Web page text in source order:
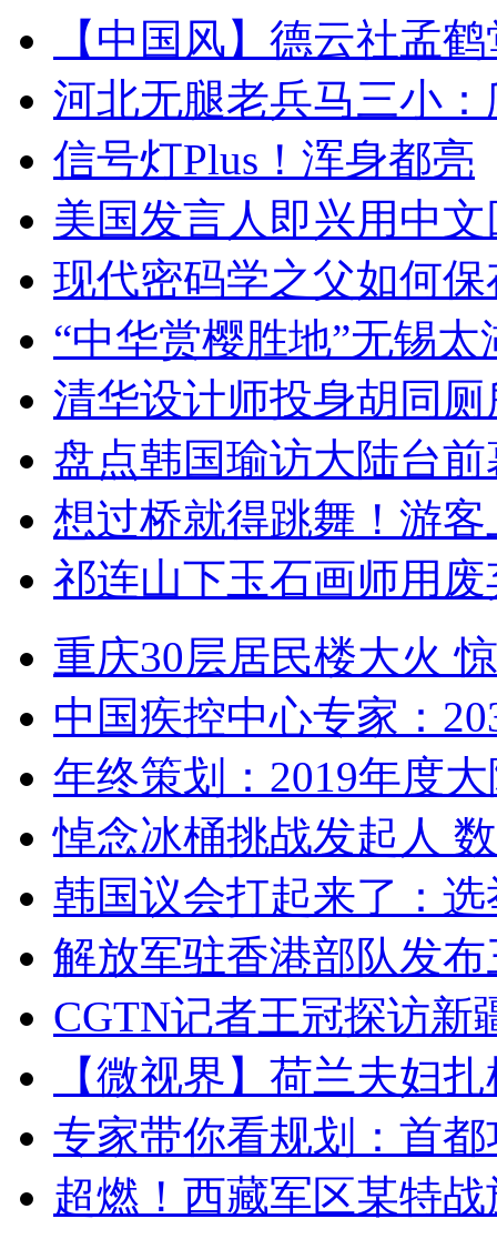
【中国风】德云社孟
河北无腿老兵马三小
信号灯Plus！浑身都亮
美国发言人即兴用中
现代密码学之父如何
“中华赏樱胜地”无锡
清华设计师投身胡同
盘点韩国瑜访大陆台
想过桥就得跳舞！游客
祁连山下玉石画师用
重庆30层居民楼大火
中国疾控中心专家：
年终策划：2019年度
悼念冰桶挑战发起人
韩国议会打起来了：
解放军驻香港部队发
CGTN记者王冠探访新
【微视界】荷兰夫妇
专家带你看规划：首
超燃！西藏军区某特